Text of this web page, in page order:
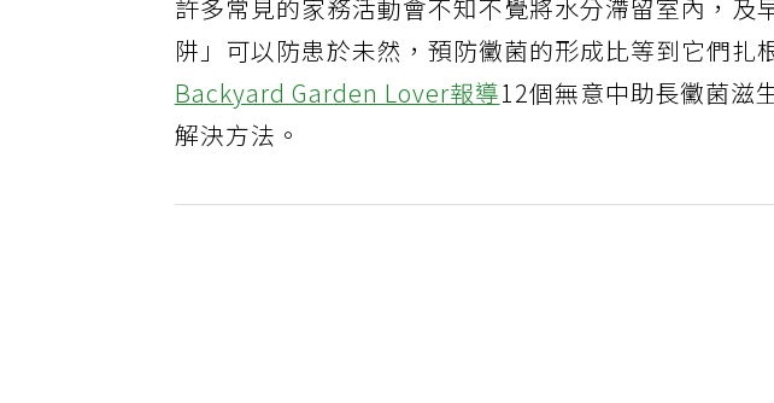
許多常見的家務活動會不知不覺將水分滯留室內，及
阱」可以防患於未然，預防黴菌的形成比等到它們扎
Backyard Garden Lover報導12個無意中助長黴菌滋
解決方法。